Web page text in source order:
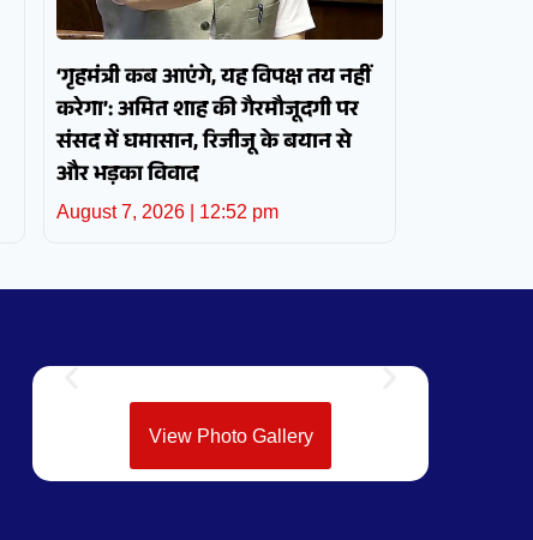
‘गृहमंत्री कब आएंगे, यह विपक्ष तय नहीं
करेगा’: अमित शाह की गैरमौजूदगी पर
संसद में घमासान, रिजीजू के बयान से
और भड़का विवाद
August 7, 2026 12:52 pm
View Photo Gallery